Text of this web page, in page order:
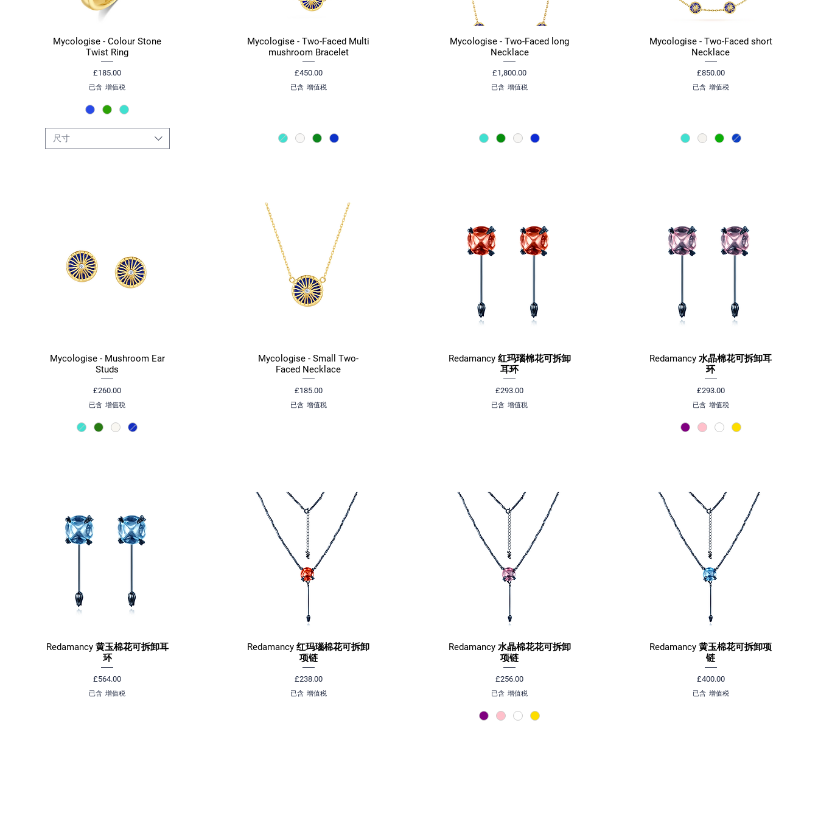
快速瀏覽
Mycologise - Colour Stone
Twist Ring
價格
£185.00
已含 增值税
尺寸
快速瀏覽
Mycologise - Two-Faced Multi
mushroom Bracelet
價格
£450.00
已含 增值税
快速瀏覽
Mycologise - Two-Faced long
Necklace
價格
£1,800.00
已含 增值税
快速瀏覽
Mycologise - Two-Faced short
Necklace
價格
£850.00
已含 增值税
快速瀏覽
Mycologise - Mushroom Ear
Studs
價格
£260.00
已含 增值税
快速瀏覽
Mycologise - Small Two-
Faced Necklace
價格
£185.00
已含 增值税
快速瀏覽
Redamancy 红玛瑙棉花可拆卸
耳环
價格
£293.00
已含 增值税
快速瀏覽
Redamancy 水晶棉花可拆卸耳
环
價格
£293.00
已含 增值税
快速瀏覽
Redamancy 黄玉棉花可拆卸耳
环
價格
£564.00
已含 增值税
快速瀏覽
Redamancy 红玛瑙棉花可拆卸
项链
價格
£238.00
已含 增值税
快速瀏覽
Redamancy 水晶棉花花可拆卸
项链
價格
£256.00
已含 增值税
快速瀏覽
Redamancy 黄玉棉花可拆卸项
链
價格
£400.00
已含 增值税